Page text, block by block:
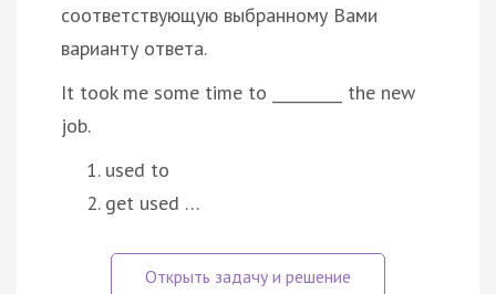
соответствующую выбранному Вами
варианту ответа.
It took me some time to _________ the new
job.
used to
get used …